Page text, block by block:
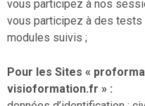
vous participez à nos
vous participez à des
modules suivis ;
Pour les Sites «
visioformation.fr » :